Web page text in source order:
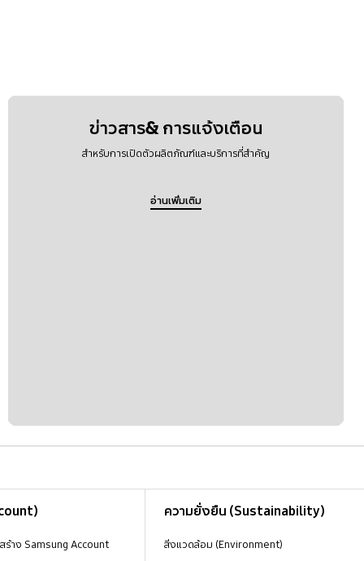
ข่าวสาร& การแจ้งเตือน
สำหรับการเปิดตัวผลิตภัณฑ์และบริการที่สำคัญ
อ่านเพิ่มเติม
ร้าง Samsung Account
ความยั่งยืน (Sustainability)
สิ่งแวดล้อม (Environment)